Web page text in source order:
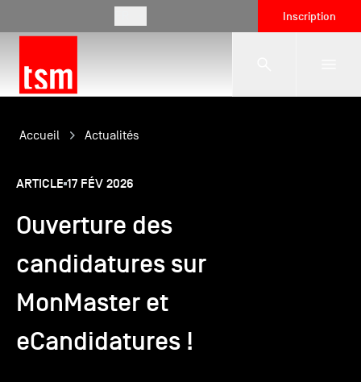
Inscription
L'école
Formations
Entreprises
Accueil Actualités
ARTICLE 17 FÉV 2026
Ouverture des
candidatures sur
MonMaster et
eCandidatures !